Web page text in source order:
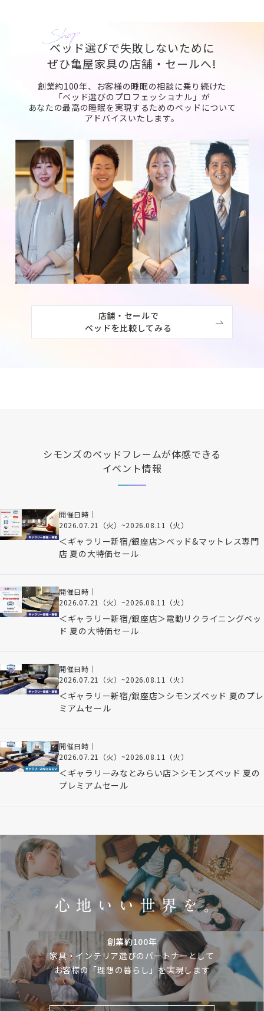
ベッド選びで失敗しないために
ぜひ亀屋家具の店舗・セールへ!
創業約100年、お客様の睡眠の相談に乗り続けた
「ベッド選びのプロフェッショナル」が
あなたの最高の睡眠を実現するためのベッドについて
アドバイスいたします。
店舗・セールで
ベッドを比較してみる
シモンズのベッドフレームが体感できる
イベント情報
開催日時｜
2026.07.21（火） ~2026.08.11（火）
＜ギャラリー新宿/銀座店＞ベッド&マットレス専門
店 夏の大特価セール
開催日時｜
2026.07.21（火） ~2026.08.11（火）
＜ギャラリー新宿/銀座店＞電動リクライニングベッ
ド 夏の大特価セール
開催日時｜
2026.07.21（火） ~2026.08.11（火）
＜ギャラリー新宿/銀座店＞シモンズベッド 夏のプレ
ミアムセール
開催日時｜
2026.07.21（火） ~2026.08.11（火）
＜ギャラリーみなとみらい店＞シモンズベッド 夏の
プレミアムセール
創業約100年
家具・インテリア選びのパートナーとして
お客様の「理想の暮らし」を実現します